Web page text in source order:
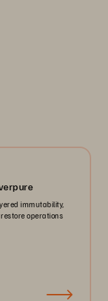
immutability,
operations